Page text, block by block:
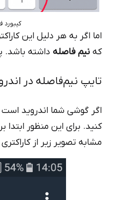
کیبورد
اما اگر به هر دلیل این
که نیم فاصله داشته باشد.
تایپ نیم‌فاصله در
کنید. برای این منظور ابتدا
مشابه تصویر زیر از